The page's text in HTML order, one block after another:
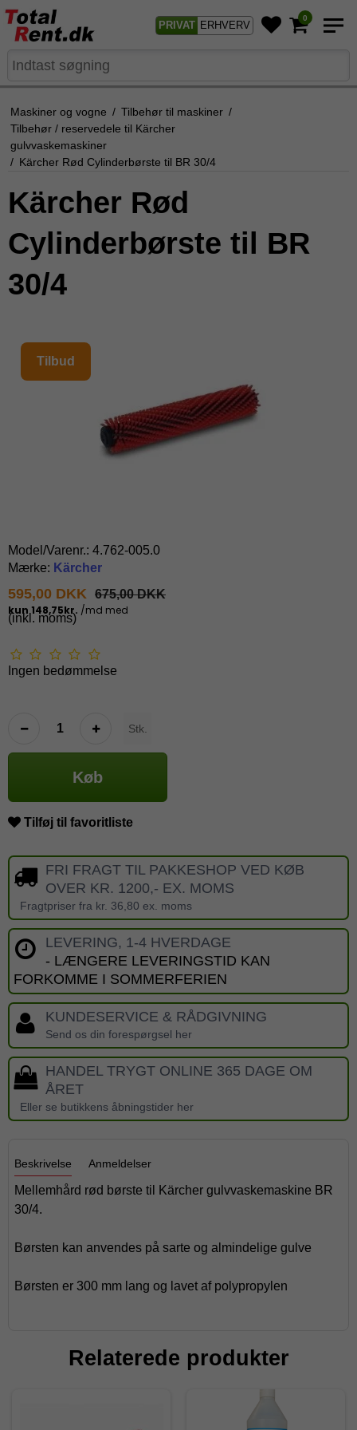
PRIVAT ERHVERV
0
Maskiner og vogne / Tilbehør til maskiner /
Tilbehør / reservedele til Kärcher
gulvvaskemaskiner
/ Kärcher Rød Cylinderbørste til BR 30/4
Kärcher Rød
Cylinderbørste til BR
30/4
Tilbud
Model/Varenr.: 4.762-005.0
Mærke: Kärcher
595,00 DKK 675,00 DKK
(inkl. moms)
Ingen bedømmelse
Stk.
Køb
Tilføj til favoritliste
FRI FRAGT TIL PAKKESHOP VED KØB
OVER KR. 1200,- EX. MOMS
Fragtpriser fra kr. 36,80 ex. moms
LEVERING, 1-4 HVERDAGE
- LÆNGERE LEVERINGSTID KAN
FORKOMME I SOMMERFERIEN
KUNDESERVICE & RÅDGIVNING
Send os din forespørgsel her
HANDEL TRYGT ONLINE 365 DAGE OM
ÅRET
Eller se butikkens åbningstider her
Beskrivelse Anmeldelser
Mellemhård rød børste til Kärcher gulvvaskemaskine BR
30/4.
Børsten kan anvendes på sarte og almindelige gulve
Børsten er 300 mm lang og lavet af polypropylen
Relaterede produkter